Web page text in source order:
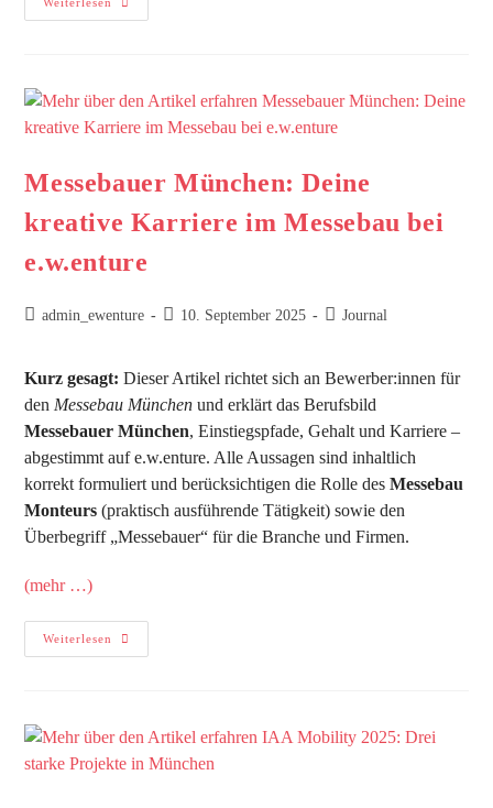
Messebauer München: Deine
kreative Karriere im Messebau bei
e.w.enture
admin_ewenture 10. September 2025 Journal
Kurz gesagt:Dieser Artikel richtet sich an Bewerber:innen für
den Messebau München und erklärt das Berufsbild
Messebauer München, Einstiegspfade, Gehalt und Karriere –
abgestimmt auf e.w.enture. Alle Aussagen sind inhaltlich
korrekt formuliert und berücksichtigen die Rolle desMessebau
Monteurs (praktisch ausführende Tätigkeit) sowie den
Überbegriff „Messebauer“ für die Branche und Firmen.
(mehr …)
Weiterlesen